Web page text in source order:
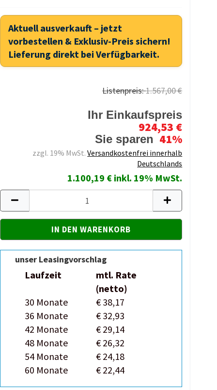
Aktuell ausverkauft – jetzt
vorbestellen & Exklusiv-Preis sichern!
Lieferung direkt bei Verfügbarkeit.
Listenpreis:1.567,00 €
Ihr Einkaufspreis
924,53 €
Sie sparen 41%
zzgl. 19% MwSt.Versandkostenfrei innerhalb
Deutschlands
1.100,19 € inkl. 19% MwSt.
unser Leasingvorschlag
Laufzeit
mtl. Rate
(netto)
30 Monate
€ 38,17
36 Monate
€ 32,93
42 Monate
€ 29,14
48 Monate
€ 26,32
54 Monate
€ 24,18
60 Monate
€ 22,44